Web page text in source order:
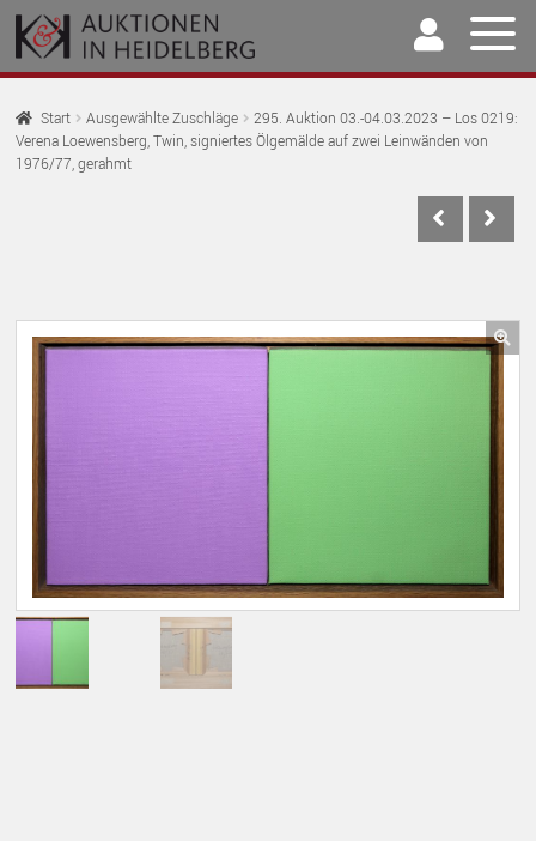
Zur
Navigation
springen
Springe
zum
Inhalt
Home
Auktionen
Unser Team
Start Ausgewählte Zuschläge
295. Auktion 03.-04.03.2023 – Los 0219:
Verena Loewensberg, Twin, signiertes Ölgemälde auf zwei Leinwänden von
1976/77, gerahmt